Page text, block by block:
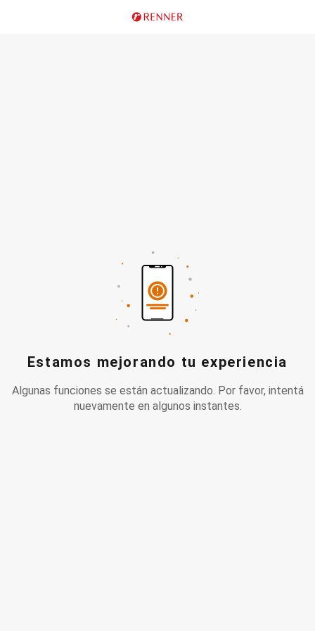
Estamos mejorando tu experiencia
Algunas funciones se están actualizando. Por favor, intentá
nuevamente en algunos instantes.